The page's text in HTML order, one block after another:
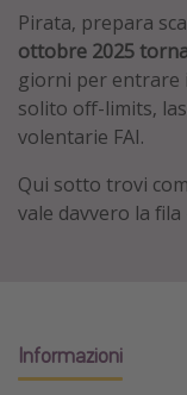
Malta
Canarie
Capo Verde
Vacanze last
Last minute
Pirata, prepara
ottobre 2025
giorni per entrare
solito off-limits,
volentarie FAI.
Qui sotto trovi
vale davvero la
Informazioni